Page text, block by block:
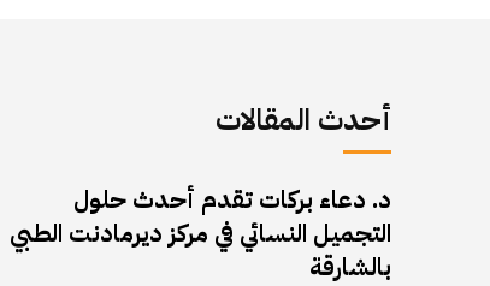
أحدث المقالات
د. دعاء بركات تقدم أحدث حلول
التجميل النسائي في مركز ديرمادنت الطبي
بالشارقة